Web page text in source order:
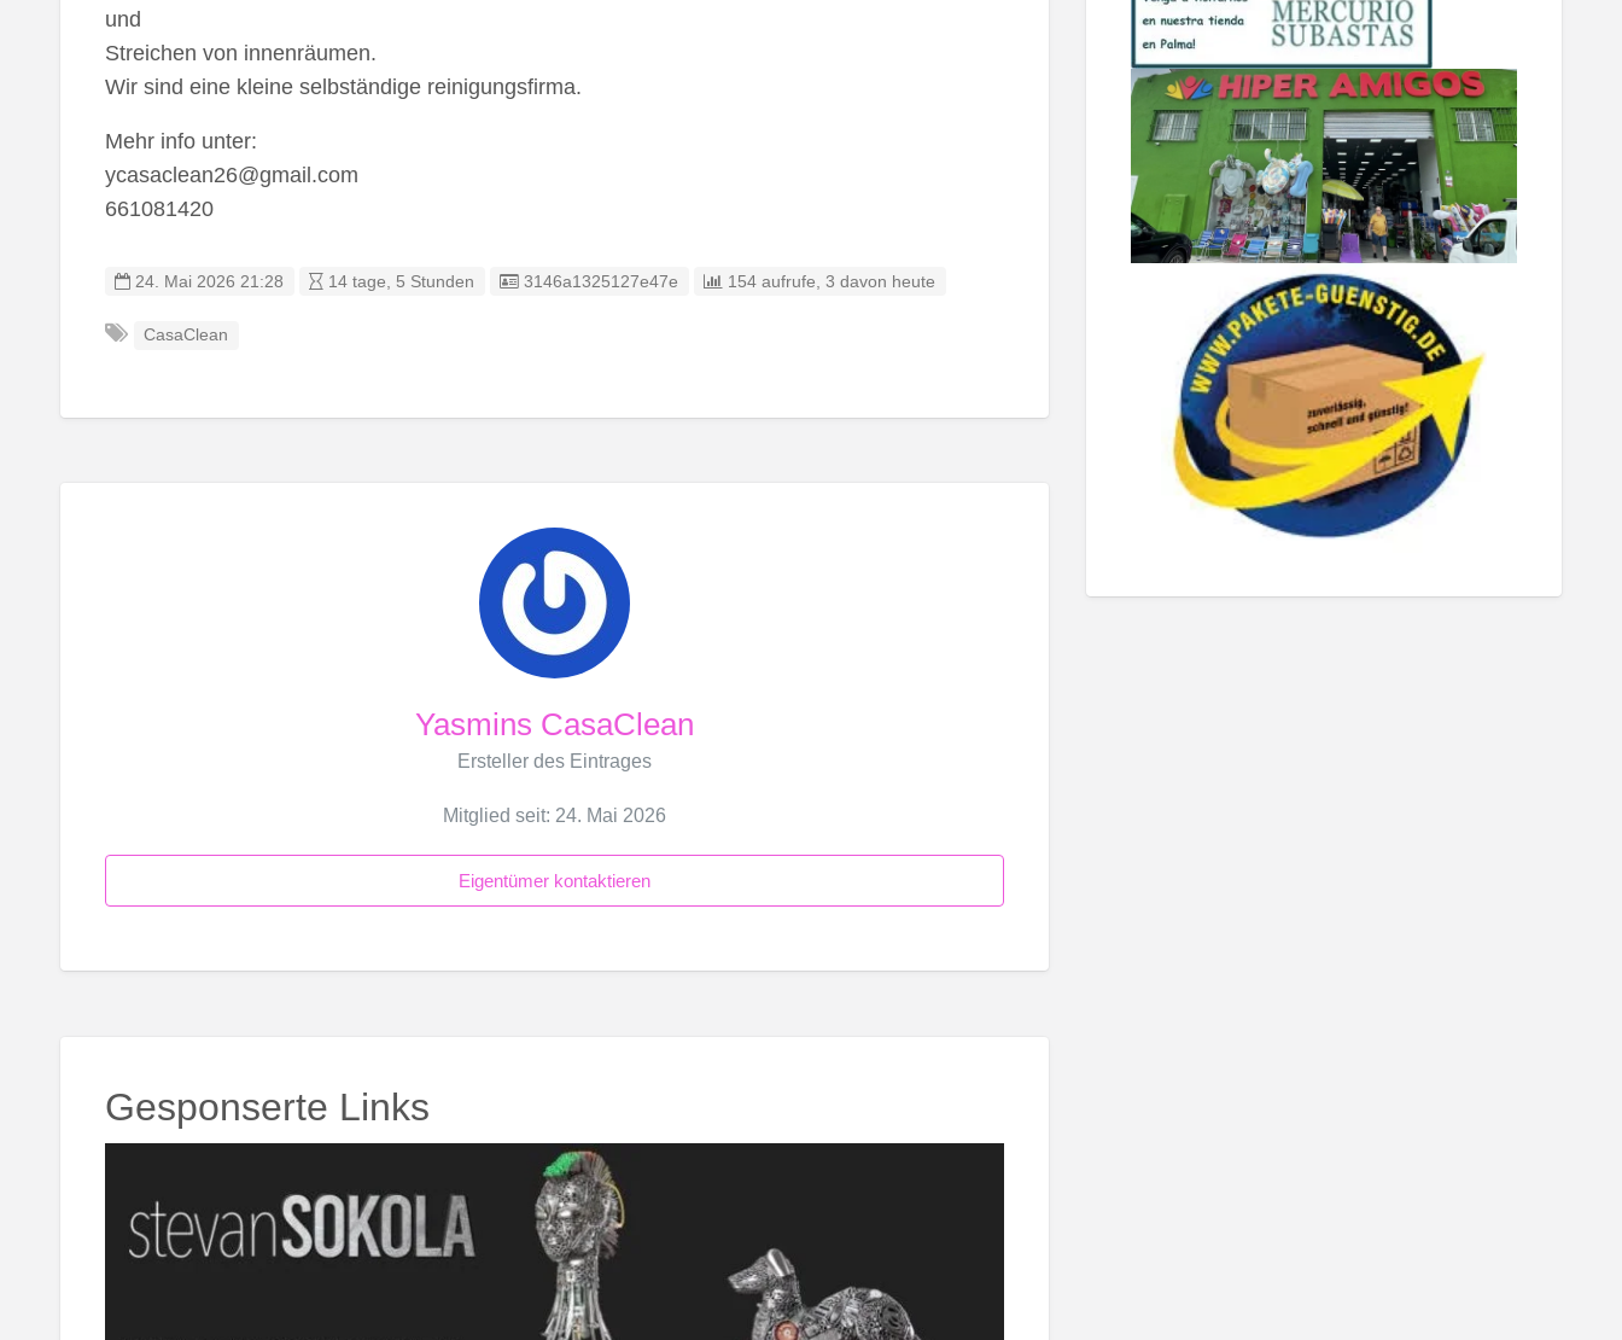
und
Streichen von innenräumen.
Wir sind eine kleine selbständige reinigungsfirma.
Mehr info unter:
ycasaclean26@gmail.com
661081420
24. Mai 2026 21:28 14 tage, 5 Stunden Eintrag-ID:
3146a1325127e47e 154 aufrufe, 3 davon heute
CasaClean
Yasmins CasaClean
Ersteller des Eintrages
Mitglied seit: 24. Mai 2026
Eigentümer kontaktieren
Gesponserte Links